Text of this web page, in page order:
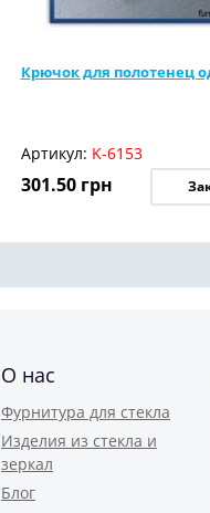
Крючок для полотенец
Артикул: K-6153
301.50 грн
О нас
Фурнитура для стекла
Изделия из стекла и
зеркал
Блог